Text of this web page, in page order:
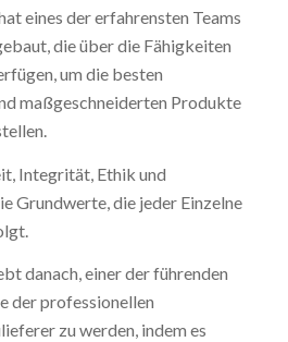
eines der erfahrensten Teams
die über die Fähigkeiten
um die besten
maßgeschneiderten Produkte
Integrität, Ethik und
Grundwerte, die jeder Einzelne
danach, einer der führenden
der professionellen
zu werden, indem es